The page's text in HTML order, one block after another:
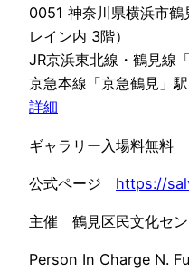
0051 神奈川県横浜市
レイン内 3階）
JR京浜東北線・鶴見線
京急本線「京急鶴見」
詳細
ギャラリー入場料無料
公式ページ https://
主催 鶴見区民文化セ
Person In Charge N.